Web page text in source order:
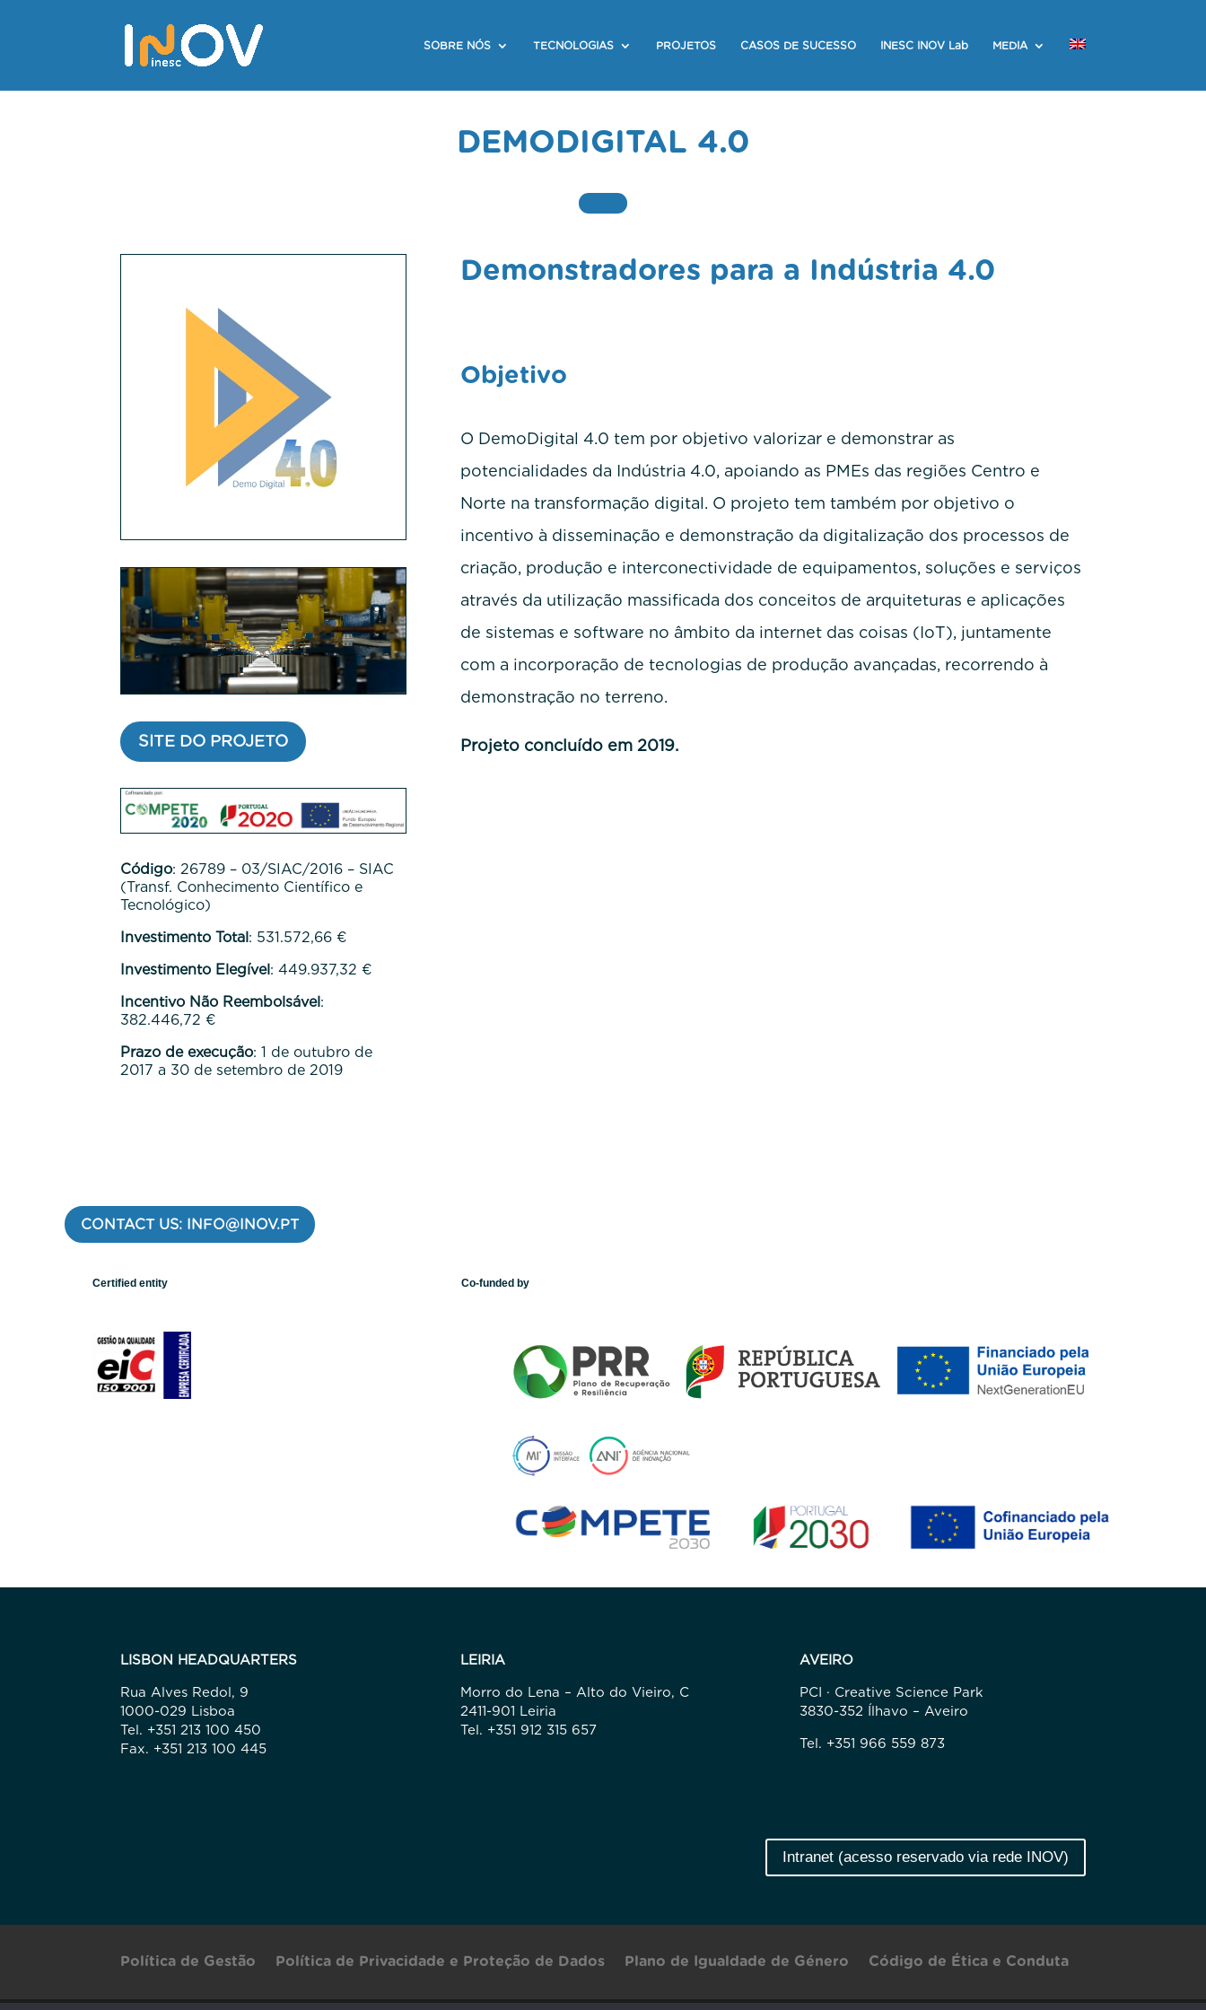
SOBRE NÓS TECNOLOGIAS PROJETOS CASOS DE SUCESSO INESC INOV Lab MEDIA
DEMODIGITAL 4.0
SITE DO PROJETO
Código: 26789 – 03/SIAC/2016 – SIAC
(Transf. Conhecimento Científico e
Tecnológico)
Investimento Total: 531.572,66 €
Investimento Elegível: 449.937,32 €
Incentivo Não Reembolsável:
382.446,72 €
Prazo de execução: 1 de outubro de
2017 a 30 de setembro de 2019
Demonstradores para a Indústria 4.0
Objetivo
O DemoDigital 4.0 tem por objetivo valorizar e demonstrar as
potencialidades da Indústria 4.0, apoiando as PMEs das regiões Centro e
Norte na transformação digital. O projeto tem também por objetivo o
incentivo à disseminação e demonstração da digitalização dos processos de
criação, produção e interconectividade de equipamentos, soluções e serviços
através da utilização massificada dos conceitos de arquiteturas e aplicações
de sistemas e software no âmbito da internet das coisas (IoT), juntamente
com a incorporação de tecnologias de produção avançadas, recorrendo à
demonstração no terreno.
Projeto concluído em 2019.
CONTACT US: INFO@INOV.PT
Certified entity Co-funded by
LISBON HEADQUARTERS
Rua Alves Redol, 9
1000-029 Lisboa
Tel. +351 213 100 450
Fax. +351 213 100 445
LEIRIA
Morro do Lena – Alto do Vieiro, C
2411-901 Leiria
Tel. +351 912 315 657
AVEIRO
PCI · Creative Science Park
3830-352 Ílhavo – Aveiro
Tel. +351 966 559 873
Intranet (acesso reservado via rede INOV)
Política de Gestão Política de Privacidade e Proteção de Dados Plano de Igualdade de Género Código de Ética e Conduta